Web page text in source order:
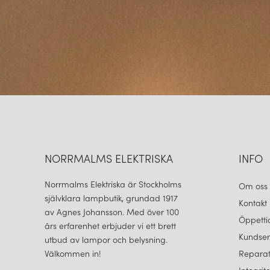
NORRMALMS ELEKTRISKA
Norrmalms Elektriska är Stockholms
självklara lampbutik, grundad 1917
av Agnes Johansson. Med över 100
års erfarenhet erbjuder vi ett brett
utbud av lampor och belysning.
Välkommen in!
INFO
Om oss
Kontakt